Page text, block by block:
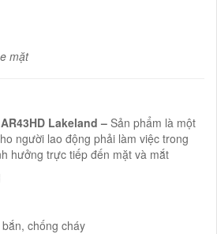
mặt
Lakeland – Sản phẩm là một
người lao động phải làm việc trong
hưởng trực tiếp đến mặt và mắt
chống cháy